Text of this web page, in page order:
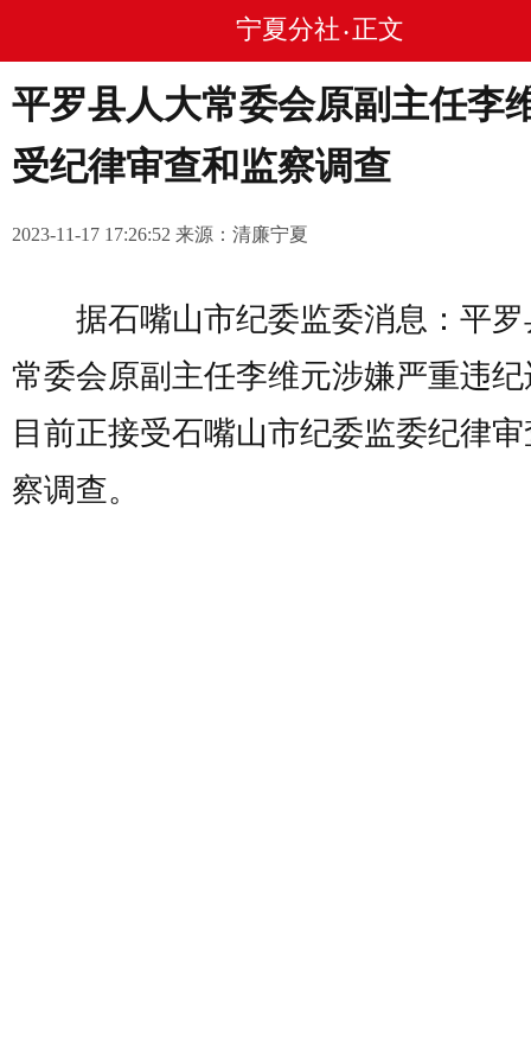
宁夏分社 • 正文
平罗县人大常委会原副主任李
受纪律审查和监察调查
2023-11-17 17:26:52 来源：清廉宁夏
据石嘴山市纪委监委消息：平罗
常委会原副主任李维元涉嫌严重违
目前正接受石嘴山市纪委监委纪律
察调查。